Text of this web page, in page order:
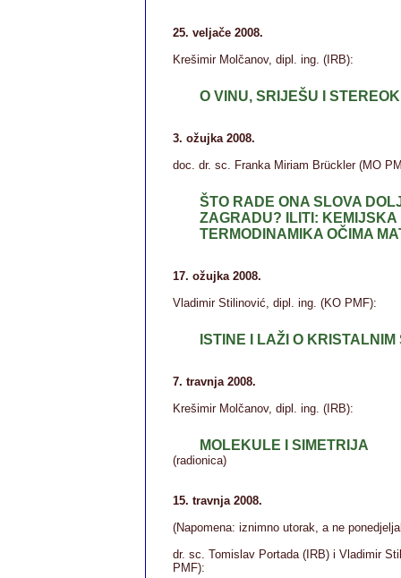
25. veljače 2008.
Krešimir Molčanov, dipl. ing. (IRB):
O VINU, SRIJEŠU I
3. ožujka 2008.
doc. dr. sc. Franka Miriam Brückler (MO
ŠTO RADE ONA SLOVA
ZAGRADU? ILITI: KEMIJSKA
TERMODINAMIKA OČIMA
17. ožujka 2008.
Vladimir Stilinović, dipl. ing. (KO PMF):
ISTINE I LAŽI O KRISTALNIM
7. travnja 2008.
Krešimir Molčanov, dipl. ing. (IRB):
MOLEKULE I SIMETRIJA
(radionica)
15. travnja 2008.
(Napomena: iznimno utorak, a ne
dr. sc. Tomislav Portada (IRB) i Vladimir
PMF):